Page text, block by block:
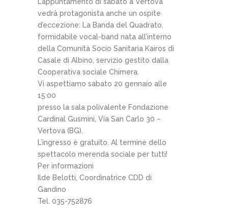
vedrà protagonista anche un ospite
d’eccezione: La Banda del Quadrato,
formidabile vocal-band nata all’interno
della Comunità Socio Sanitaria Kairos di
Casale di Albino, servizio gestito dalla
Cooperativa sociale Chimera.
Vi aspettiamo sabato 20 gennaio alle
15:00
presso la sala polivalente Fondazione
Cardinal Gusmini, Via San Carlo 30 –
Vertova (BG).
L’ingresso è gratuito. Al termine dello
spettacolo merenda sociale per tutti!
Per informazioni
Ilde Belotti, Coordinatrice CDD di
Gandino
Tel. 035-752876